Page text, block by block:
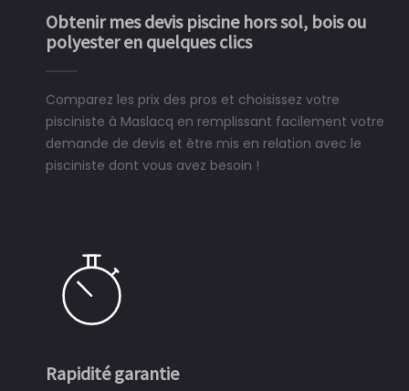
Obtenir mes devis piscine hors sol, bois ou
polyester en quelques clics
Comparez les prix des pros et choisissez votre
pisciniste à Maslacq en remplissant facilement votre
demande de devis et être mis en relation avec le
pisciniste dont vous avez besoin !
Rapidité garantie